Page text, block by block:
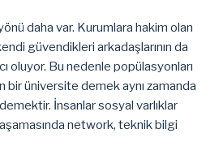
daha var. Kurumlara hakim olan
güvendikleri arkadaşlarının da
oluyor. Bu nedenle popülasyonları
bir üniversite demek aynı zamanda
İnsanlar sosyal varlıklar
network, teknik bilgi